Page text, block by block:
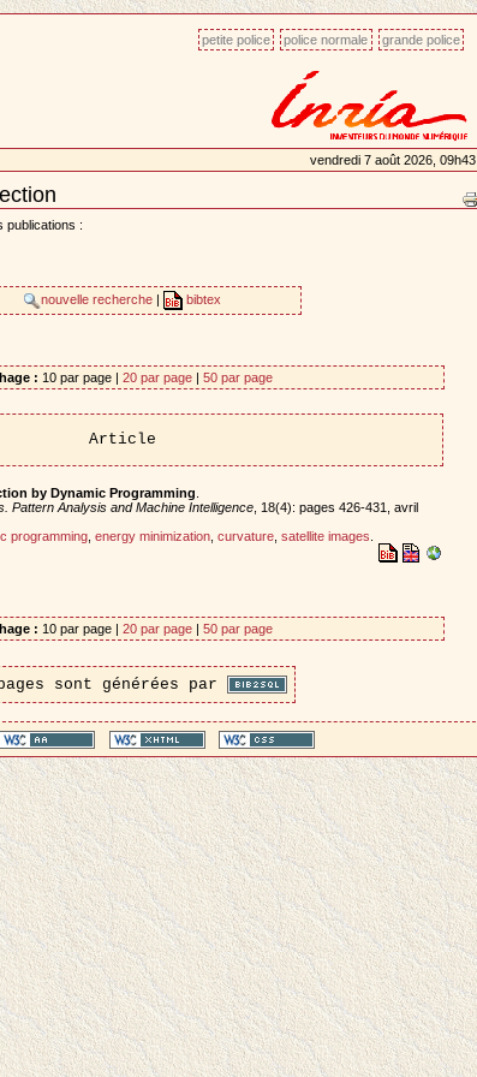
petite police police normale grande police
vendredi 7 août 2026, 09h43
publications :
nouvelle recherche bibtex
: 10 par page | 20 par page | 50 par page
Article
by Dynamic Programming
Pattern Analysis and Machine Intelligence, 18(4): pages 426-431, avril
programming, energy minimization, curvature, satellite images
: 10 par page | 20 par page | 50 par page
sont générées par